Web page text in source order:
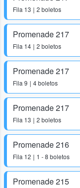
Fila 13 2 boletos
Promenade 217
Fila 14 2 boletos
Promenade 217
Fila 9 4 boletos
Promenade 217
Fila 13 2 boletos
Promenade 216
Fila 12 1 - 8 boletos
Promenade 215